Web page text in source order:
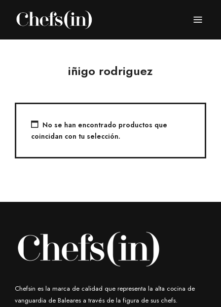
CHEFS(IN)
iñigo rodriguez
No se han encontrado productos que
coincidan con tu selección.
Chefsin es la marca de calidad que representa la alta cocina de
vanguardia de Baleares a través de la figura de sus chefs.